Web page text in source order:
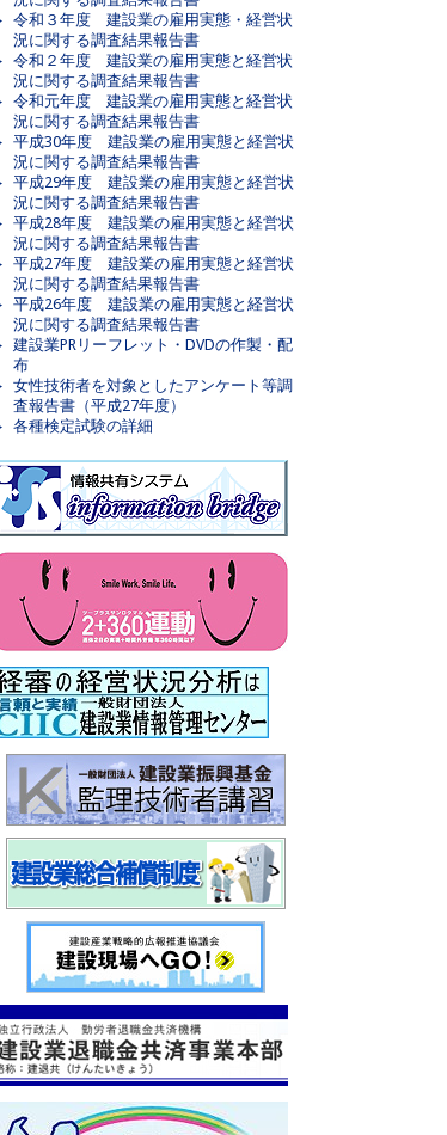
令和３年度 建設業の雇用実態・経営状
況に関する調査結果報告書
令和２年度 建設業の雇用実態と経営状
況に関する調査結果報告書
令和元年度 建設業の雇用実態と経営状
況に関する調査結果報告書
平成30年度 建設業の雇用実態と経営状
況に関する調査結果報告書
平成29年度 建設業の雇用実態と経営状
況に関する調査結果報告書
平成28年度 建設業の雇用実態と経営状
況に関する調査結果報告書
平成27年度 建設業の雇用実態と経営状
況に関する調査結果報告書
平成26年度 建設業の雇用実態と経営状
況に関する調査結果報告書
建設業PRリーフレット・DVDの作製・配
布
女性技術者を対象としたアンケート等調
査報告書（平成27年度）
各種検定試験の詳細